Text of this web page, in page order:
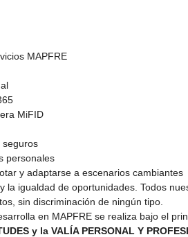
MAPFRE
MiFID
seguros
personales
y adaptarse a escenarios cambiantes
la igualdad de oportunidades. Todos
sin discriminación de ningún tipo.
en MAPFRE se realiza bajo el
y la VALÍA PERSONAL Y